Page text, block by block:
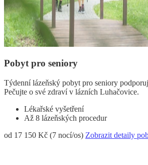
Pobyt pro seniory
Týdenní lázeňský pobyt pro seniory
Pečujte o své zdraví v lázních Luhačovice.
Lékařské vyšetření
Až 8 lázeňských procedur
od 17 150 Kč (7 nocí/os) Zobrazit detaily